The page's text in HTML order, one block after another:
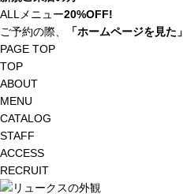
ALLメニュー20%OFF!
ご予約の際、
「ホームページを見た」
PAGE TOP
TOP
ABOUT
MENU
CATALOG
STAFF
ACCESS
RECRUIT